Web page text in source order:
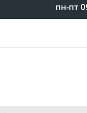
пн-пт